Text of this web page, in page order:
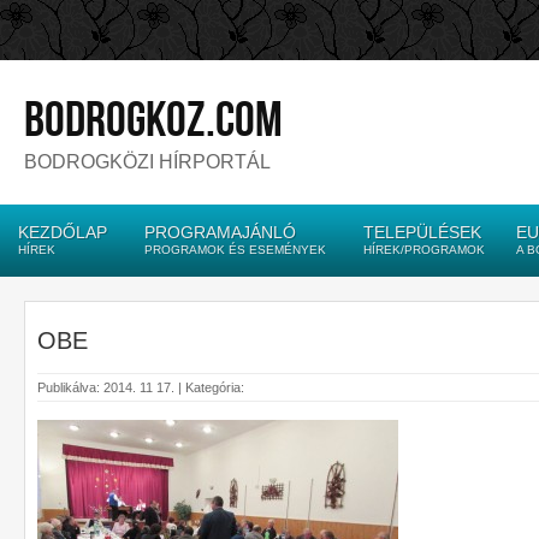
bodrogkoz.com
BODROGKÖZI HÍRPORTÁL
KEZDŐLAP
HÍREK
PROGRAMAJÁNLÓ
PROGRAMOK ÉS ESEMÉNYEK
TELEPÜLÉSEK
HÍREK/PROGRAMOK A
OBE
Publikálva: 2014. 11 17. | Kategória: